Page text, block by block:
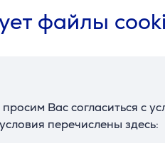
файлы
Вас согласиться с
перечислены здесь:
Вас дома. Режимы Netflix,